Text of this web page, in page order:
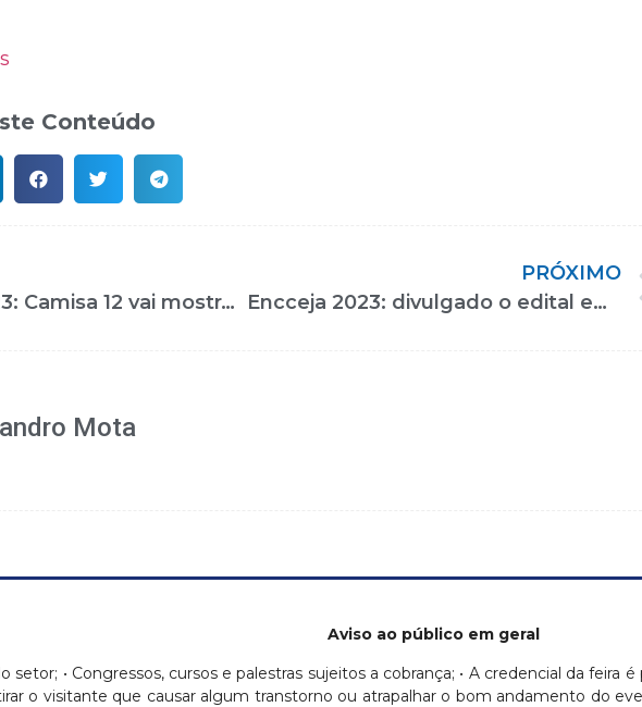
Conteúdo
Carnaval 2023: Camisa 12 vai mostrar a luta pela inclusão de pessoas com deficiência
PRÓXIMO
Encceja 2023: divulgado o edital em Libras
Mota
Aviso ao público em geral
setor; • Congressos, cursos e palestras sujeitos a cobrança; • A credencial da
o visitante que causar algum transtorno ou atrapalhar o bom andamento do